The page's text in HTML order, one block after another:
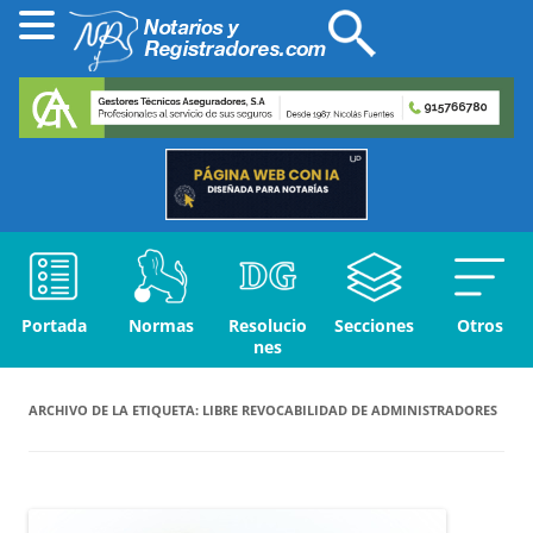
Portada Normas
Resolucio
nes
Secciones Otros
ARCHIVO DE LA ETIQUETA: LIBRE REVOCABILIDAD DE ADMINISTRADORES